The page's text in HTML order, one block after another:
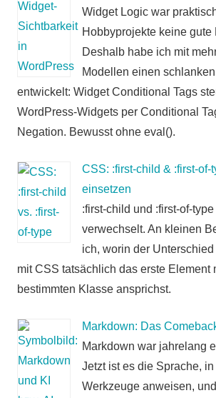
Widget Logic war
Hobbyprojekte keine gute
Deshalb habe ich mit
Modellen einen
entwickelt: Widget Conditional Tags
WordPress-Widgets per Conditional
Negation. Bewusst ohne eval().
CSS: :first-child & :first-of-
einsetzen
:first-child und :first-of-
verwechselt. An kleinen
ich, worin der
mit CSS tatsächlich das erste Element
bestimmten Klasse ansprichst.
Markdown: Das
Markdown war jahrelang
Jetzt ist es die Sprache,
Werkzeuge anweisen,